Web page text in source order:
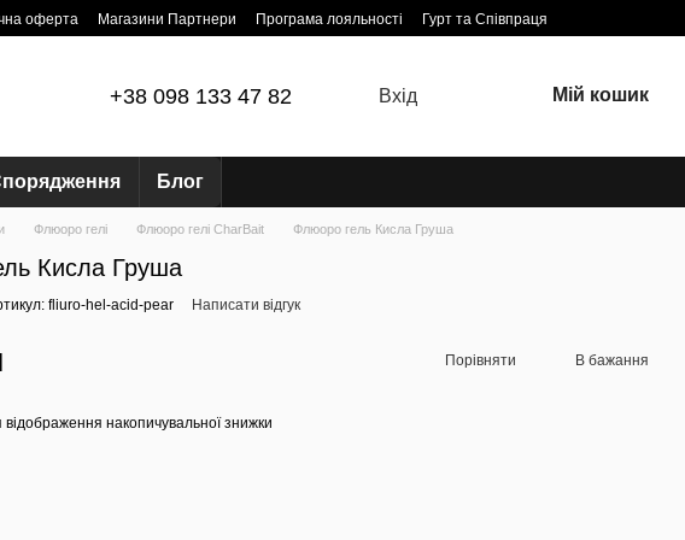
оферта Магазини Партнери Програма лояльності Гурт та Співпраця
+38 098 133 47 82 Вхід Мій кошик
Блог
Флюоро гелі Флюоро гелі CharBait Флюоро гель Кисла Груша
Кисла Груша
fliuro-hel-acid-pear Написати відгук
Порівняти В бажання
відображення накопичувальної знижки